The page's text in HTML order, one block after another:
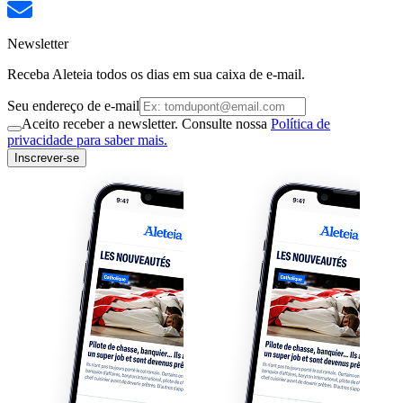
Newsletter
Receba Aleteia todos os dias em sua caixa de e-mail.
Seu endereço de e-mail
Aceito receber a newsletter. Consulte nossa Política de
privacidade para saber mais.
Inscrever-se